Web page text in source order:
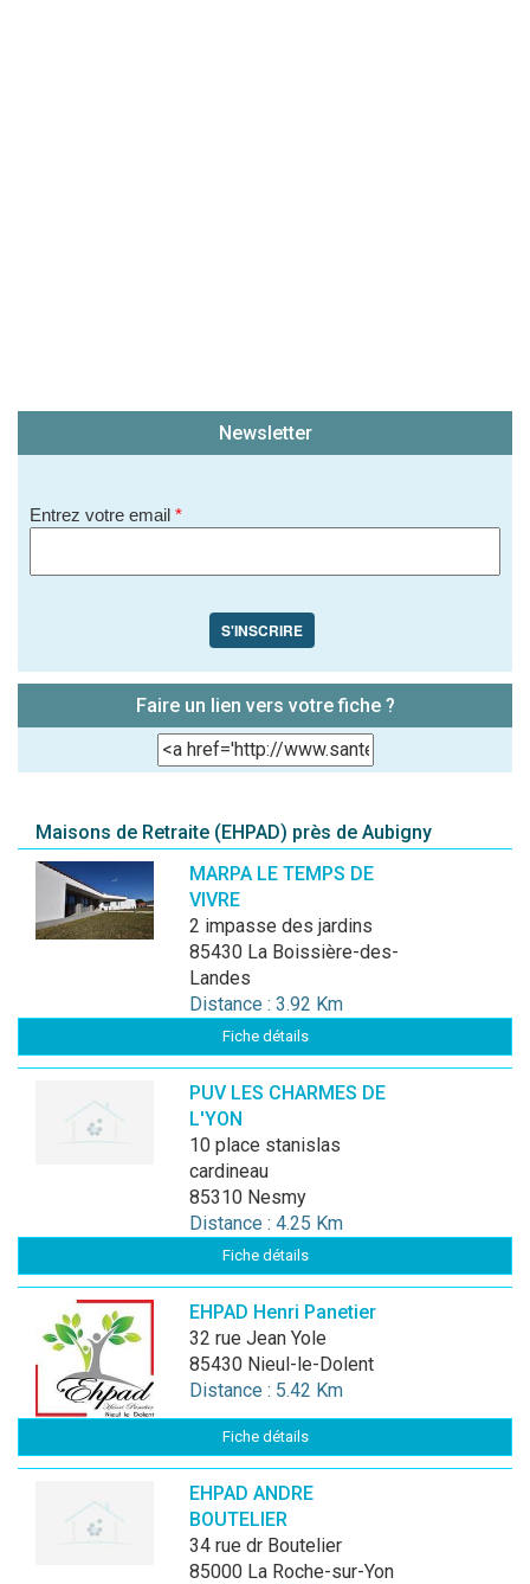
Newsletter
Entrez votre email *
S'INSCRIRE
Faire un lien vers votre fiche ?
Maisons de Retraite (EHPAD) près de Aubigny
MARPA LE TEMPS DE
VIVRE
2 impasse des jardins
85430 La Boissière-des-
Landes
Distance : 3.92 Km
Fiche détails
PUV LES CHARMES DE
L'YON
10 place stanislas
cardineau
85310 Nesmy
Distance : 4.25 Km
Fiche détails
EHPAD Henri Panetier
32 rue Jean Yole
85430 Nieul-le-Dolent
Distance : 5.42 Km
Fiche détails
EHPAD ANDRE
BOUTELIER
34 rue dr Boutelier
85000 La Roche-sur-Yon